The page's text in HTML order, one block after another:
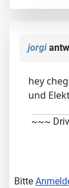
jorgi
hey
und
~~~
Bitte